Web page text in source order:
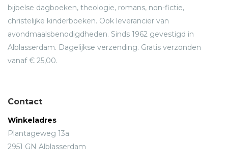
bijbelse dagboeken, theologie, romans, non-fictie,
christelijke kinderboeken. Ook leverancier van
avondmaalsbenodigdheden. Sinds 1962 gevestigd in
Alblasserdam. Dagelijkse verzending. Gratis verzonden
vanaf € 25,00.
Contact
Winkeladres
Plantageweg 13a
2951 GN Alblasserdam